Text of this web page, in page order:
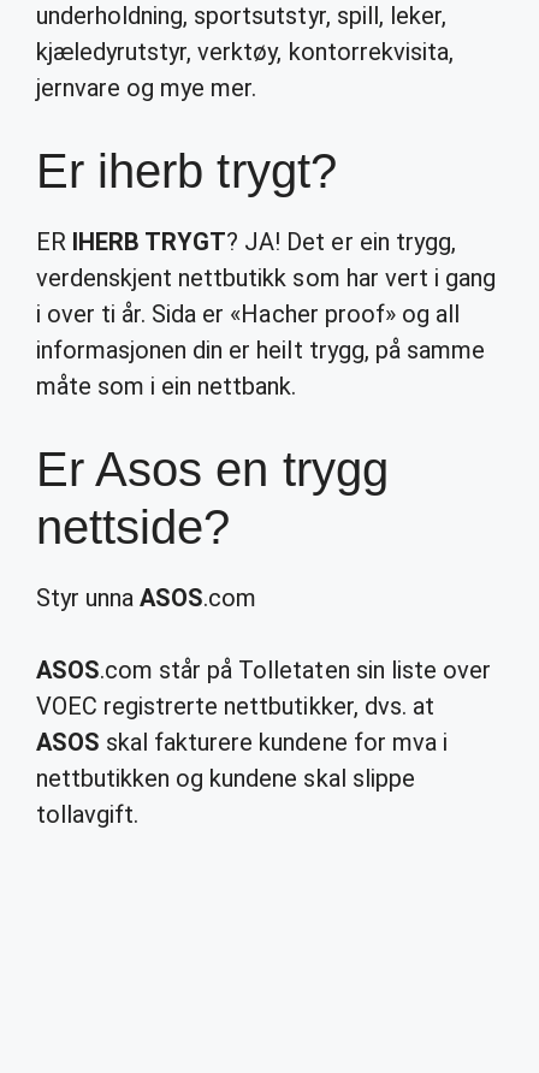
underholdning, sportsutstyr, spill, leker,
kjæledyrutstyr, verktøy, kontorrekvisita,
jernvare og mye mer.
Er iherb trygt?
ER IHERB TRYGT? JA! Det er ein trygg,
verdenskjent nettbutikk som har vert i gang
i over ti år. Sida er «Hacher proof» og all
informasjonen din er heilt trygg, på samme
måte som i ein nettbank.
Er Asos en trygg
nettside?
Styr unnaASOS.com
ASOS.com står på Tolletaten sin liste over
VOEC registrerte nettbutikker, dvs. at
ASOS skal fakturere kundene for mva i
nettbutikken og kundene skal slippe
tollavgift.